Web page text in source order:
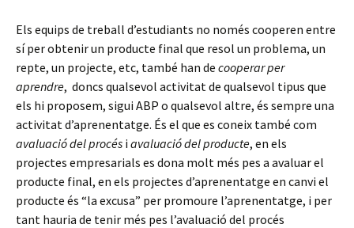
Els equips de treball d’estudiants no només cooperen entre
sí per obtenir un producte final que resol un problema, un
repte, un projecte, etc, també han de cooperar per
aprendre, doncs qualsevol activitat de qualsevol tipus que
els hi proposem, sigui ABP o qualsevol altre, és sempre una
activitat d’aprenentatge. És el que es coneix també com
avaluació del procés i avaluació del producte, en els
projectes empresarials es dona molt més pes a avaluar el
producte final, en els projectes d’aprenentatge en canvi el
producte és “la excusa” per promoure l’aprenentatge, i per
tant hauria de tenir més pes l’avaluació del procés